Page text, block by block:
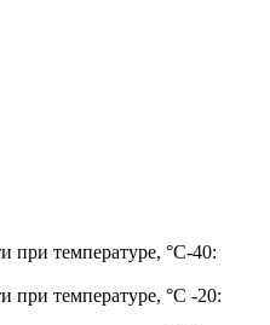
при температуре, °C-40:
при температуре, °C -20: